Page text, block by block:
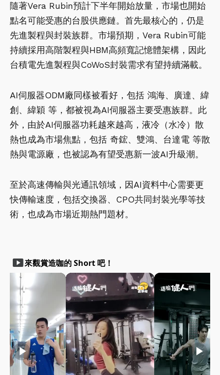
隨著Vera Rubin預計下半年開始放量，市場也開始
點名可能受惠的台股供應鏈。首先最核心的，仍是
先進製程與封裝族群。市場預期，Vera Rubin可能
持續採用高階製程與HBM高頻寬記憶體架構，因此
台積電先進製程與CoWoS封裝需求有望持續滿載。
AI伺服器ODM廠同樣被看好，包括 鴻海、廣達、緯
創、緯穎 等，都被視為AI伺服器主要受惠族群。此
外，由於AI伺服器功耗越來越高，液冷（水冷）散
熱也成為市場焦點，包括 奇鋐、雙鴻、台達電 等散
熱與電源廠，也被認為有望受惠新一波AI升級潮。
至於高速傳輸與光通訊領域，因AI資料中心需要更
快傳輸速度，包括交換器、CPO共同封裝光學等技
術，也成為市場近期熱門題材。
smart_display來觀賞造咖的 Short 吧！
play_arrow play_arrow play_arrow